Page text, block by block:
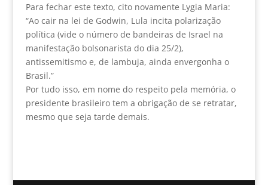
Para fechar este texto, cito novamente Lygia Maria:
“Ao cair na lei de Godwin, Lula incita polarização
política (vide o número de bandeiras de Israel na
manifestação bolsonarista do dia 25/2),
antissemitismo e, de lambuja, ainda envergonha o
Brasil.”
Por tudo isso, em nome do respeito pela memória, o
presidente brasileiro tem a obrigação de se retratar,
mesmo que seja tarde demais.